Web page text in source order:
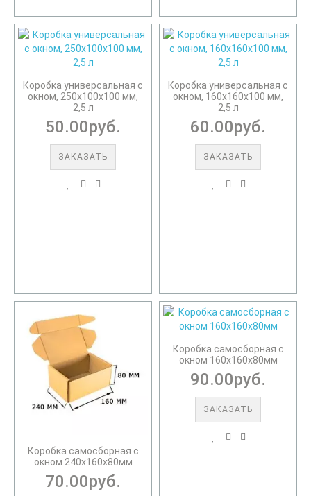
Коробка универсальная с
окном, 250х100х100 мм,
2,5 л
50.00руб.
ЗАКАЗАТЬ
Коробка универсальная с
окном, 160х160х100 мм,
2,5 л
60.00руб.
ЗАКАЗАТЬ
Коробка самосборная с
окном 240х160х80мм
70.00руб.
Коробка самосборная с
окном 160х160х80мм
90.00руб.
ЗАКАЗАТЬ